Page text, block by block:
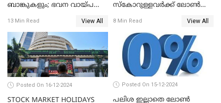
ബാങ്കുകളും; ഭവന വായ്പ
13 Min Read View All
സ്കോറുള്ളവർക്ക് ലോൺ
8 Min Read View All
Posted On 16-12-2024
STOCK MARKET HOLIDAYS
Posted On 15-12-2024
പലിശ ഇല്ലാതെ ലോൺ